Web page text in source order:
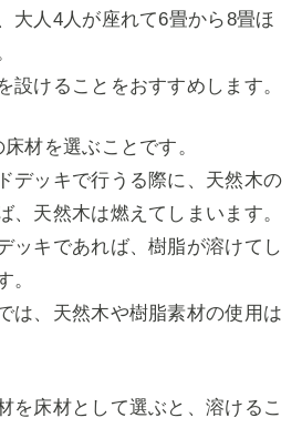
大人4人が座れて6畳から8畳ほ
設けることをおすすめします。
材を選ぶことです。
デッキで行うる際に、天然木の
、天然木は燃えてしまいます。
ッキであれば、樹脂が溶けてし
。
は、天然木や樹脂素材の使用は
を床材として選ぶと、溶けるこ